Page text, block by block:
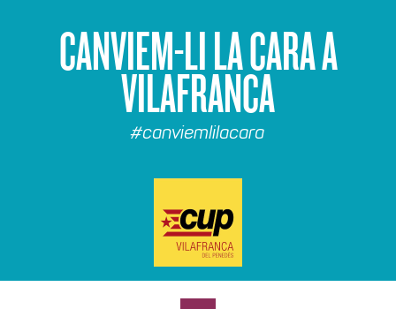
CANVIEM-LI LA CARA A
VILAFRANCA
#canviemlilacara